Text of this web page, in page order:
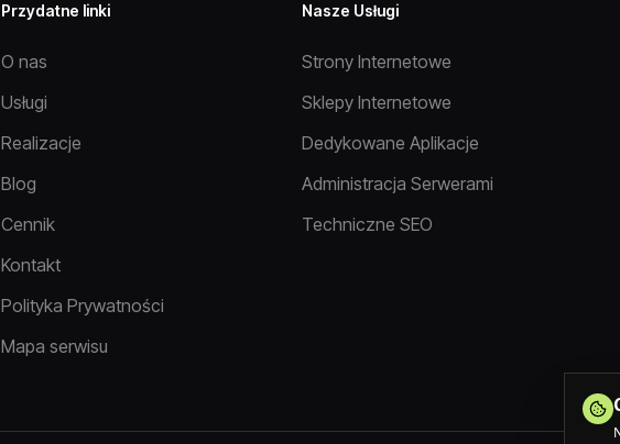
Przydatne linki
O nas
Usługi
Realizacje
Blog
Cennik
Kontakt
Polityka Prywatności
Mapa serwisu
Nasze Usługi
Strony Internetowe
Sklepy Internetowe
Dedykowane Aplikacje
Administracja Serwerami
Techniczne SEO